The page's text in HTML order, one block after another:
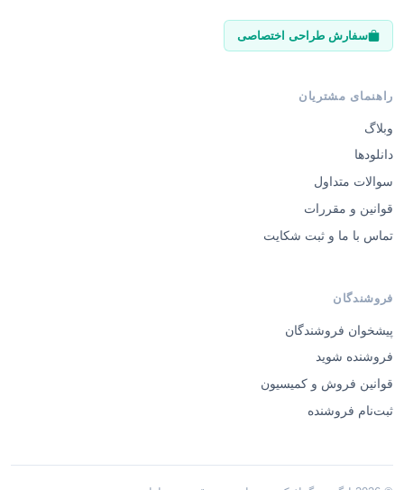
سفارش طراحی اختصاصی
راهنمای مشتریان
وبلاگ
دانلودها
سوالات متداول
قوانین و مقررات
تماس با ما و ثبت شکایت
فروشندگان
پیشخوان فروشندگان
فروشنده شوید
قوانین فروش و کمیسیون
ثبت‌نام فروشنده